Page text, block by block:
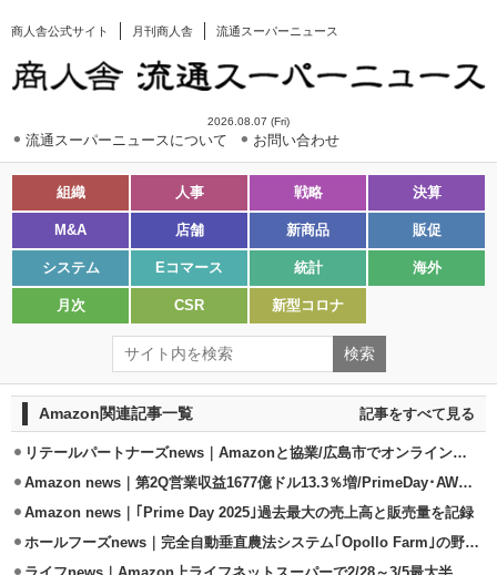
商人舎公式サイト 月刊商人舎 流通スーパーニュース
2026.08.07 (Fri)
流通スーパーニュースについて お問い合わせ
組織 人事 戦略 決算
M&A 店舗 新商品 販促
システム Eコマース 統計 海外
月次 CSR 新型コロナ
Amazon関連記事一覧 記事をすべて見る
リテールパートナーズnews｜Amazonと協業/広島市でオンライン販売開始
Amazon news｜第2Q営業収益1677億ドル13.3％増/PrimeDay･AWS好調
Amazon news｜｢Prime Day 2025｣過去最大の売上高と販売量を記録
ホールフーズnews｜完全自動垂直農法システム｢Opollo Farm｣の野菜を販売